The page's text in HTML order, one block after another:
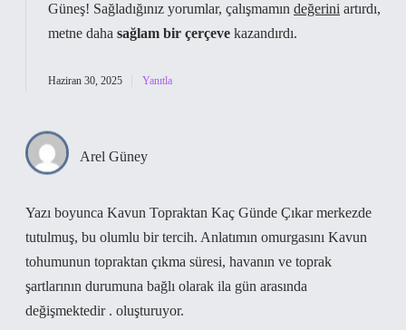
Güneş! Sağladığınız yorumlar, çalışmamın değerini artırdı,
metne daha sağlam bir çerçeve kazandırdı.
Haziran 30, 2025 Yanıtla
Arel Güney
Yazı boyunca Kavun Topraktan Kaç Günde Çıkar merkezde
tutulmuş, bu olumlu bir tercih. Anlatımın omurgasını Kavun
tohumunun topraktan çıkma süresi, havanın ve toprak
şartlarının durumuna bağlı olarak ila gün arasında
değişmektedir . oluşturuyor.